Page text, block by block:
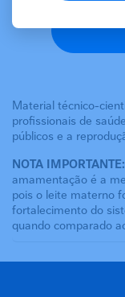
Material técnico-
profissionais de
públicos e a
NOTA IMPORTANTE:
amamentação é a
pois o leite materno
fortalecimento do
quando comparado